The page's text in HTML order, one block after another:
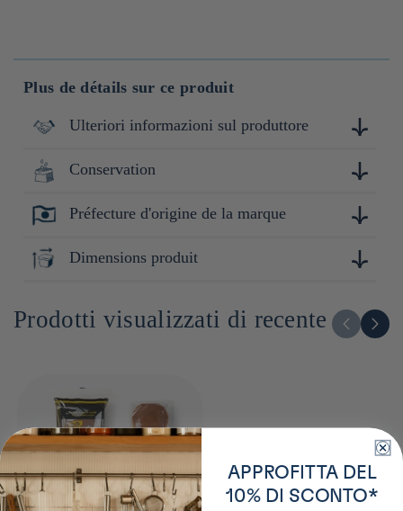
Plus de détails sur ce produit
Ulteriori informazioni sul produttore
Fondée au Japon, la maison Hiyoshi perpétue l’art du
dorayaki avec un savoir-faire traditionnel et une exigence de
qualité. Chaque gâteau associe des pancakes moelleux à une
pâte de haricots rouges azuki soigneusement préparée, pour
Conservation
Conserver à l'abri de la lumière, de la chaleur et de
Préfecture d'origine de la marque
Kanagawa
Dimensions produit
Prodotti visualizzati di recente
APPROFITTA DEL
10% DI SCONTO*